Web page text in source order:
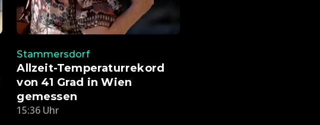
Stammersdorf
Allzeit-Temperaturrekord
von 41 Grad in Wien
gemessen
15:36 Uhr